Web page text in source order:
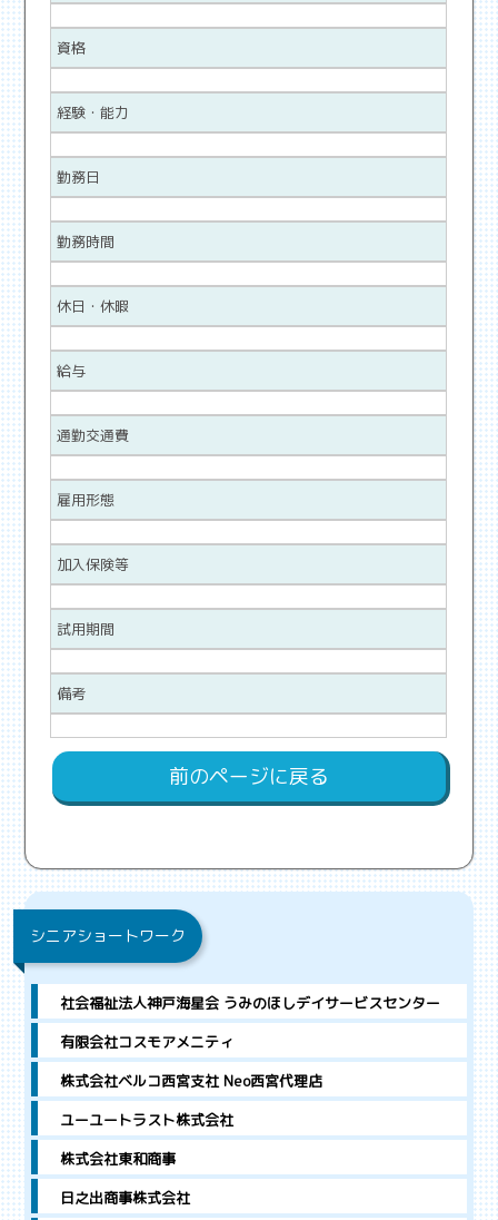
資格
経験・能力
勤務日
勤務時間
休日・休暇
給与
通勤交通費
雇用形態
加入保険等
試用期間
備考
前のページに戻る
シニアショートワーク
社会福祉法人神戸海星会 うみのほしデイサービスセンター
有限会社コスモアメニティ
株式会社ベルコ西宮支社 Neo西宮代理店
ユーユートラスト株式会社
株式会社東和商事
日之出商事株式会社